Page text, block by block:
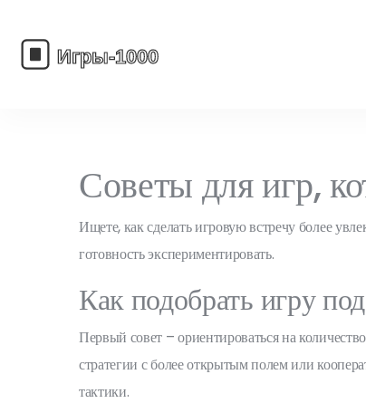
Советы для игр,
Ищете, как сделать игровую встречу более
готовность экспериментировать.
Как подобрать игру
Первый совет – ориентироваться на
стратегии с более открытым полем или
тактики.